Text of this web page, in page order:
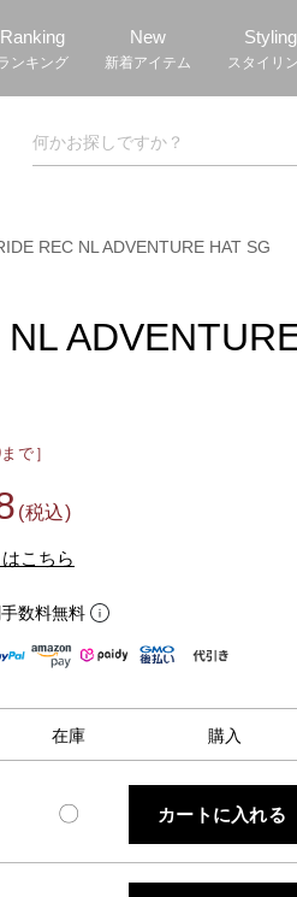
Ranking
ンキング
New
新着アイテム
Styling
スタイリ
REC NL ADVENTURE HAT SG
で］
(税込)
こちら
数料無料
在庫 購入
〇 カートに入れる